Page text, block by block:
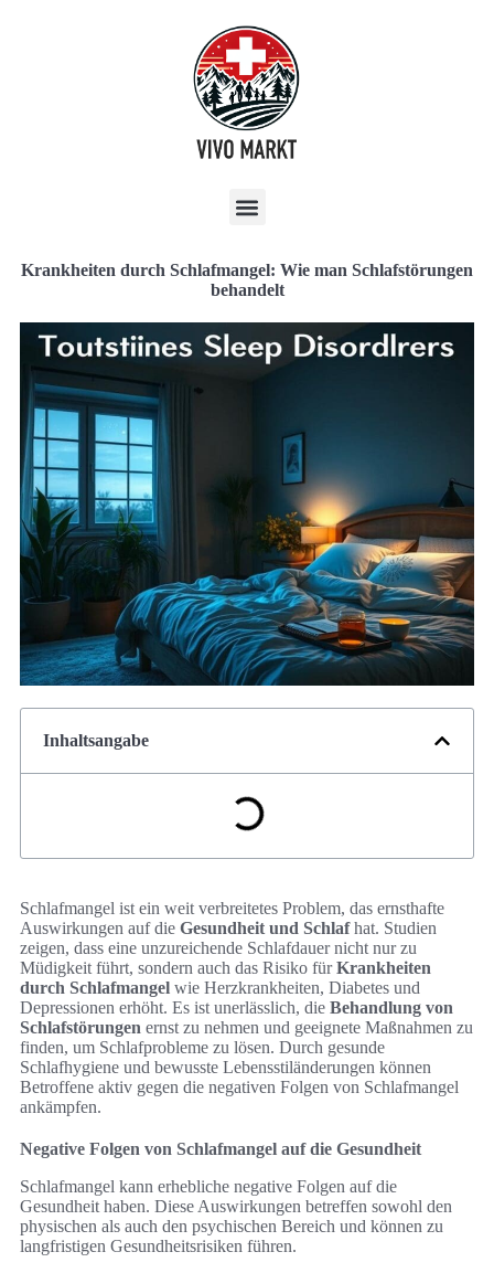
Krankheiten durch Schlafmangel: Wie man Schlafstörungen
behandelt
Inhaltsangabe
Schlafmangel ist ein weit verbreitetes Problem, das ernsthafte
Auswirkungen auf die Gesundheit und Schlafhat. Studien
zeigen, dass eine unzureichende Schlafdauer nicht nur zu
Müdigkeit führt, sondern auch das Risiko fürKrankheiten
durch Schlafmangel wie Herzkrankheiten, Diabetes und
Depressionen erhöht. Es ist unerlässlich, die Behandlung von
Schlafstörungen ernst zu nehmen und geeignete Maßnahmen zu
finden, um Schlafprobleme zu lösen. Durch gesunde
Schlafhygiene und bewusste Lebensstiländerungen können
Betroffene aktiv gegen die negativen Folgen von Schlafmangel
ankämpfen.
Negative Folgen von Schlafmangel auf die Gesundheit
Schlafmangel kann erhebliche negative Folgen auf die
Gesundheit haben. Diese Auswirkungen betreffen sowohl den
physischen als auch den psychischen Bereich und können zu
langfristigen Gesundheitsrisiken führen.